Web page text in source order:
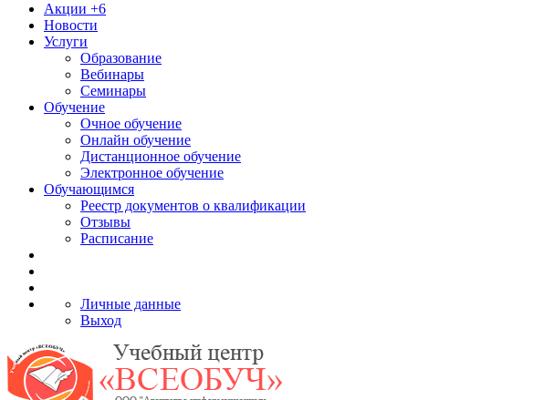
Акции +6
Новости
Услуги
Образование
Вебинары
Семинары
Обучение
Очное обучение
Онлайн обучение
Дистанционное обучение
Электронное обучение
Обучающимся
Реестр документов о квалификации
Отзывы
Расписание
Личные данные
Выход